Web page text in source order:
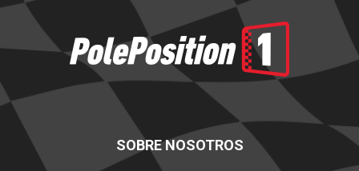
SOBRE NOSOTROS